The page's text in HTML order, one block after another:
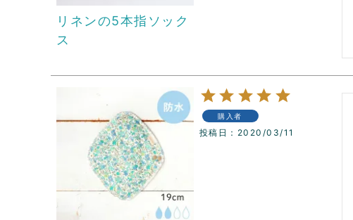
リネンの5本指ソック
ス
購入者
投稿日 2020/03/11